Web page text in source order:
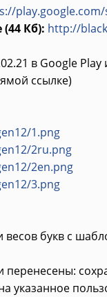
Кб): http://
в Google
ссылке)
1.png
2ru.png
2en.png
3.png
весов букв с
указанное